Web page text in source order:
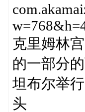
克里姆林
的一部分
坦布尔举
头